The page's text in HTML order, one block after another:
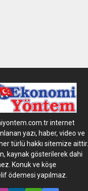
internet
yazı, haber, video ve
türlü hakkı sitemize aittir.
kaynak gösterilerek dahi
Konuk ve köşe
ödemesi yapılmaz.